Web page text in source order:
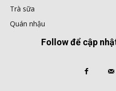
Trà sữa
Quán nhậu
Follow để cập